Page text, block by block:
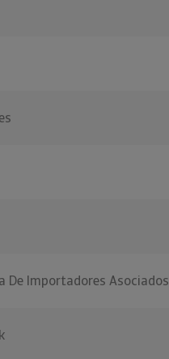
De Importadores Asociados